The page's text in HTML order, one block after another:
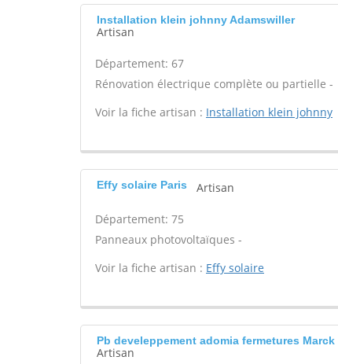
Installation klein johnny Adamswiller
Artisan
Département: 67
Rénovation électrique complète ou partielle -
Voir la fiche artisan : Installation klein johnny
Effy solaire Paris Artisan
Département: 75
Panneaux photovoltaïques -
Voir la fiche artisan : Effy solaire
Pb develeppement adomia fermetures Marck
Artisan